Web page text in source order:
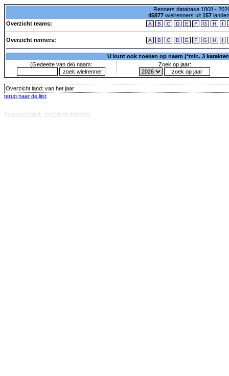
Renners database 1868 -
45877wielrenners uit 157
Overzicht teams:
A B C D E F G H I
Overzicht renners: A B C D E F G H I
U kunt ook zoeken op naam (*min. 3
(Gedeelte van de) naam:
Zoek op jaar:
Overzicht land: van het jaar
terug naar de lijst
Database techniek: Sini Internet Projecten